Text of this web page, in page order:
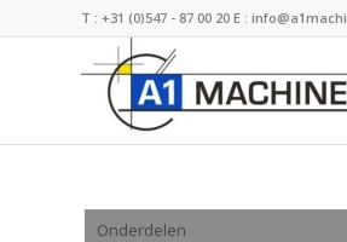
T : +31 (0)547 - 87 00 20 E :
Onderdelen